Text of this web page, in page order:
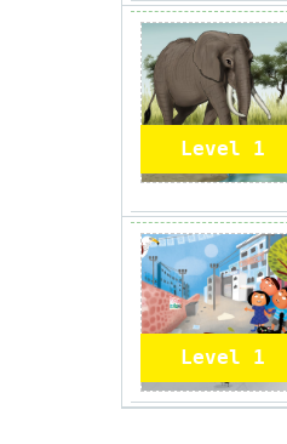
Level 1
Level 1